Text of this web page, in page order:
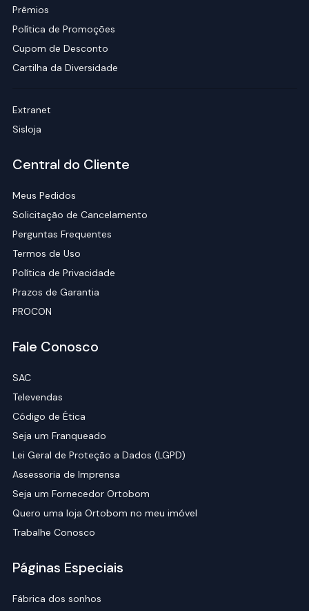
Prêmios
Política de Promoções
Cupom de Desconto
Cartilha da Diversidade
Extranet
Sisloja
Central do Cliente
Meus Pedidos
Solicitação de Cancelamento
Perguntas Frequentes
Termos de Uso
Política de Privacidade
Prazos de Garantia
PROCON
Fale Conosco
SAC
Televendas
Código de Ética
Seja um Franqueado
Lei Geral de Proteção a Dados (LGPD)
Assessoria de Imprensa
Seja um Fornecedor Ortobom
Quero uma loja Ortobom no meu imóvel
Trabalhe Conosco
Páginas Especiais
Fábrica dos sonhos